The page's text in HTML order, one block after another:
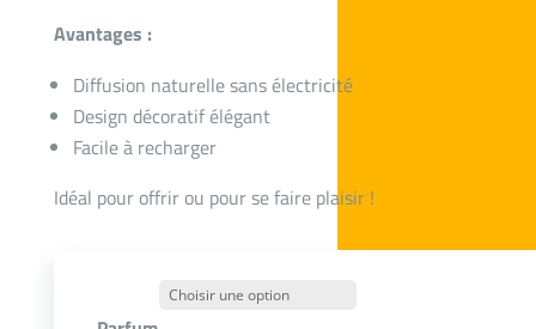
Avantages :
Diffusion naturelle sans électricité
Design décoratif élégant
Facile à recharger
Idéal pour offrir ou pour se faire plaisir !